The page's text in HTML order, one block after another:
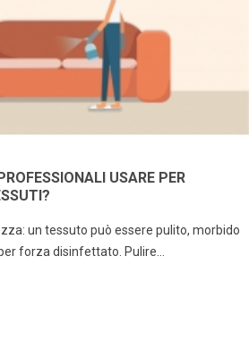
USARE PER
un tessuto può essere pulito, morbido
forza disinfettato. Pulire...